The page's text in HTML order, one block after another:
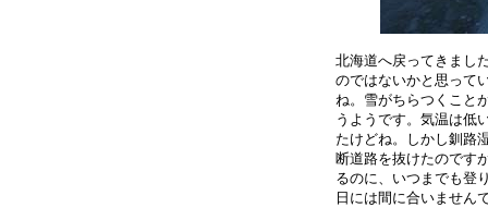
北海道へ戻ってきまし
のではないかと思って
ね。雪がちらつくこと
うようです。気温は低
たけどね。しかし釧路
断道路を抜けたのです
るのに、いつまでも登